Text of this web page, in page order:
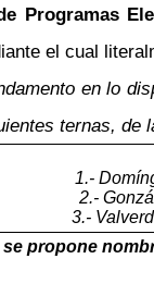
Programas
el cual
en lo
ternas,
1.-
2.-
3.-
propone